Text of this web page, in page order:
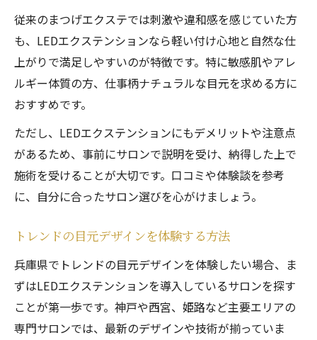
従来のまつげエクステでは刺激や違和感を感じていた方
も、LEDエクステンションなら軽い付け心地と自然な仕
上がりで満足しやすいのが特徴です。特に敏感肌やアレ
ルギー体質の方、仕事柄ナチュラルな目元を求める方に
おすすめです。
ただし、LEDエクステンションにもデメリットや注意点
があるため、事前にサロンで説明を受け、納得した上で
施術を受けることが大切です。口コミや体験談を参考
に、自分に合ったサロン選びを心がけましょう。
トレンドの目元デザインを体験する方法
兵庫県でトレンドの目元デザインを体験したい場合、ま
ずはLEDエクステンションを導入しているサロンを探す
ことが第一歩です。神戸や西宮、姫路など主要エリアの
専門サロンでは、最新のデザインや技術が揃っていま